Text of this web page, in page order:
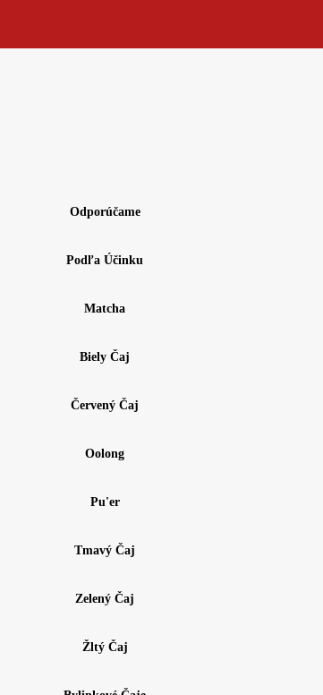
Odporúčame
Podľa Účinku
Matcha
Biely Čaj
Červený Čaj
Oolong
Pu'er
Tmavý Čaj
Zelený Čaj
Žltý Čaj